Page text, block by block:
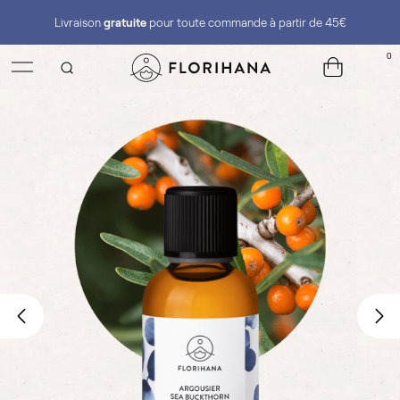
Livraison gratuitepour toute commande à partir de 45€
0